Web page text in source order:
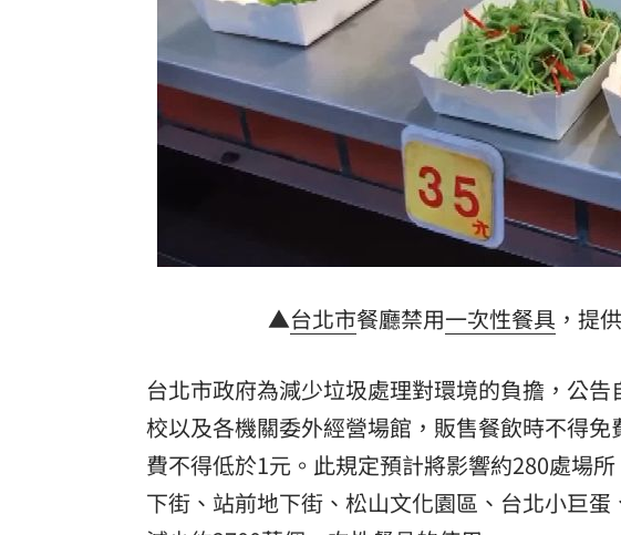
翻出蔣、柯「昔日發言」 她轟：出來道歉 11:26
石崇良嗆台中市府公開紀錄 喊0檢出沒意義 11:24
台灣彩券開獎直播中 20:31
LIVE三立+24小時直播
三立iNEWS新聞台線上直播 18:00
「拍片人的多重宇宙」職涯論壇9/12登場！ 10:30
8國球員齊聚高雄 Formosa 7s掀足球熱潮 10:00
▲台北市餐廳禁用一次性餐具 ，提
台北市政府為減少垃圾處理對環境的負擔，公
校以及各機關委外經營場館，販售餐飲時不得
費不得低於1元。此規定預計將影響約280處場
下街、站前地下街、松山文化園區、台北小巨